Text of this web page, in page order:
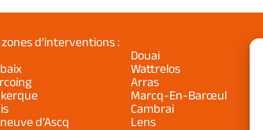
zones d’interventions :
d’Ascq
Douai
Wattrelos
Arras
Marcq-En-Barœul
Cambrai
Lens